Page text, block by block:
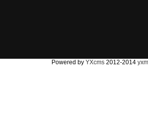
Powered by YXcms 2012-2014